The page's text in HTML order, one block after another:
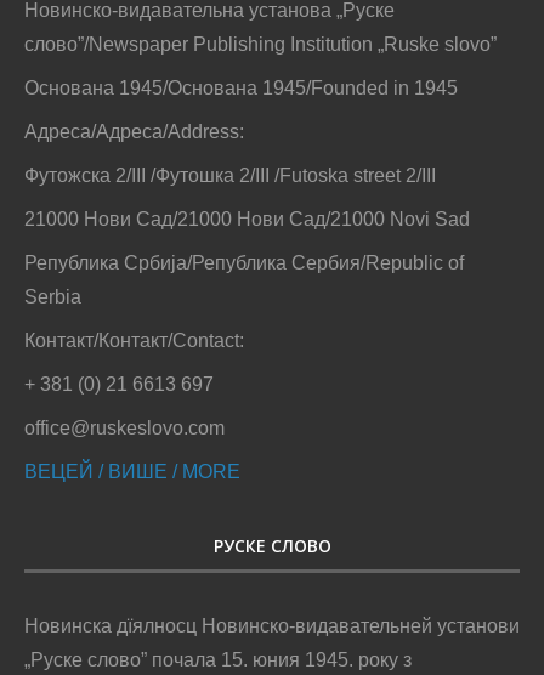
Новинско-видавательна установа „Руске
слово”/Newspaper Publishing Institution „Ruske slovo”
Основана 1945/Основана 1945/Founded in 1945
Адреса/Адреса/Address:
Футожска 2/III /Футошка 2/III /Futoska street 2/III
21000 Нови Сад/21000 Нови Сад/21000 Novi Sad
Република Србија/Република Сербия/Republic of
Serbia
Контакт/Контакт/Contact:
+ 381 (0) 21 6613 697
office@ruskeslovo.com
ВЕЦЕЙ / ВИШЕ / MORE
РУСКЕ СЛОВО
Новинска дїялносц Новинско-видавательней установи
„Руске слово” почала 15. юния 1945. року з